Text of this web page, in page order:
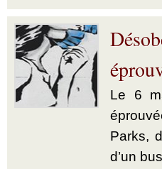
Le 6
Parks,
d’un